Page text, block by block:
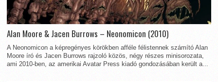
Alan Moore & Jacen Burrows – Neonomicon (2010)
A Neonomicon a képregényes körökben afféle félistennek számító Alan
Moore író és Jacen Burrows rajzoló közös, négy részes minisorozata,
ami 2010-ben, az amerikai Avatar Press kiadó gondozásában került a...